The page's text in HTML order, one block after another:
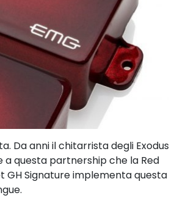
Da anni il chitarrista degli Exodus
a questa partnership che la Red
GH Signature implementa questa